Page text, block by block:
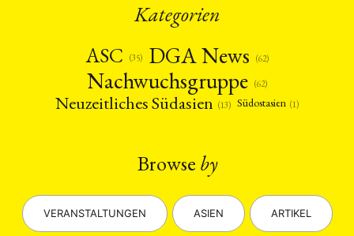
Kategorien
ASC
(35) DGA News (62)
Nachwuchsgruppe (62)
Neuzeitliches Südasien (13) Südostasien (1)
Browse by
VERANSTALTUNGEN ASIEN ARTIKEL